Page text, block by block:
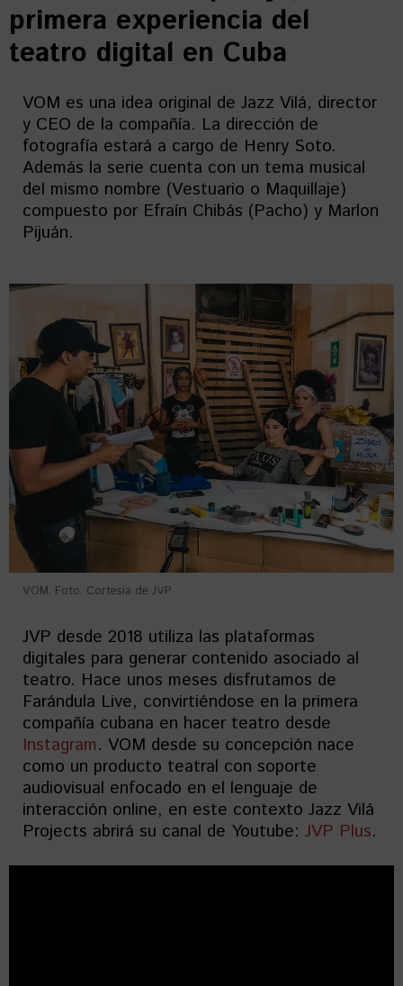
primera experiencia del
teatro digital en Cuba
VOM es una idea original de Jazz Vilá, director
y CEO de la compañía. La dirección de
fotografía estará a cargo de Henry Soto.
Además la serie cuenta con un tema musical
del mismo nombre (Vestuario o Maquillaje)
compuesto por Efraín Chibás (Pacho) y Marlon
Pijuán.
VOM. Foto: Cortesía de JVP
JVP desde 2018 utiliza las plataformas
digitales para generar contenido asociado al
teatro. Hace unos meses disfrutamos de
Farándula Live, convirtiéndose en la primera
compañía cubana en hacer teatro desde
Instagram. VOM desde su concepción nace
como un producto teatral con soporte
audiovisual enfocado en el lenguaje de
interacción online, en este contexto Jazz Vilá
Projects abrirá su canal de Youtube: JVP Plus.